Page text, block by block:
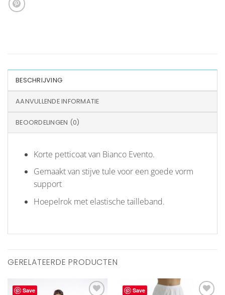
BESCHRIJVING
AANVULLENDE INFORMATIE
BEOORDELINGEN (0)
Korte petticoat van Bianco Evento.
Gemaakt van stijve tule voor een goede vorm
support
Hoepelrok met elastische tailleband.
GERELATEERDE PRODUCTEN
Save
Save